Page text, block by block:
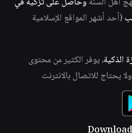
(أحد أشهر المواقع الإسلامية
الذكية، يوفر الكثير من محتوى
يحتاج للاتصال بالانترنت